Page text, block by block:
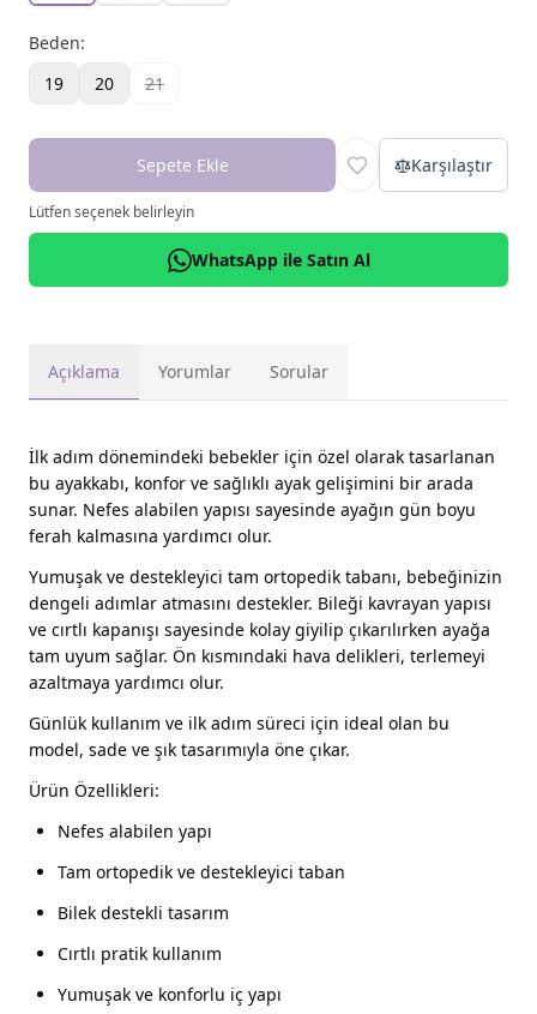
Beden:
19
20 21
Sepete Ekle Karşılaştır
Lütfen seçenek belirleyin
WhatsApp ile Satın Al
Açıklama Yorumlar Sorular
İlk adım dönemindeki bebekler için özel olarak tasarlanan
bu ayakkabı, konfor ve sağlıklı ayak gelişimini bir arada
sunar. Nefes alabilen yapısı sayesinde ayağın gün boyu
ferah kalmasına yardımcı olur.
Yumuşak ve destekleyici tam ortopedik tabanı, bebeğinizin
dengeli adımlar atmasını destekler. Bileği kavrayan yapısı
ve cırtlı kapanışı sayesinde kolay giyilip çıkarılırken ayağa
tam uyum sağlar. Ön kısmındaki hava delikleri, terlemeyi
azaltmaya yardımcı olur.
Günlük kullanım ve ilk adım süreci için ideal olan bu
model, sade ve şık tasarımıyla öne çıkar.
Ürün Özellikleri:
Nefes alabilen yapı
Tam ortopedik ve destekleyici taban
Bilek destekli tasarım
Cırtlı pratik kullanım
Yumuşak ve konforlu iç yapı